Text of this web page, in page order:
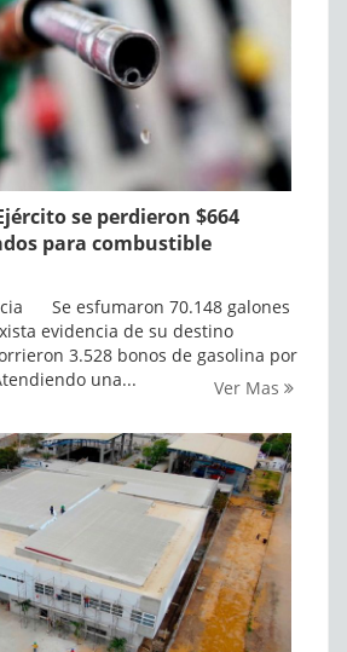
se perdieron $664
para combustible
Se esfumaron 70.148 galones
evidencia de su destino
3.528 bonos de gasolina por
una...
Ver Mas